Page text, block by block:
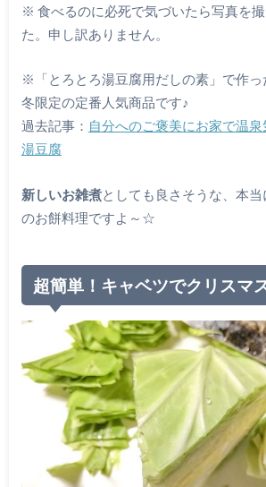
※ 食べるのに必死で気づいたら写真を
た。申し訳ありません。
※「とろとろ湯豆腐用だしの素」で作っ
冬限定の定番人気商品です♪
過去記事： 自分へのご褒美にお家で温
湯豆腐
新しいお雑煮としても良さそうな、本
のお餅料理ですよ～☆
超簡単！キャベツでクリスマ